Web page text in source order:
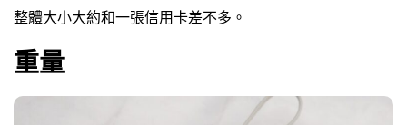
整體大小大約和一張信用卡差不多。
重量